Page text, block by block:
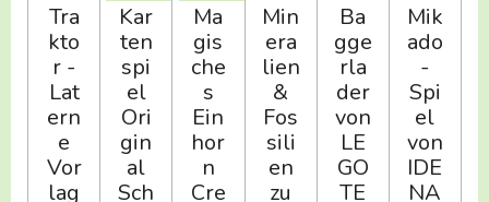
Tra
kto
r -
Lat
ern
e
Vor
lag
Kar
ten
spi
el
Ori
gin
al
Sch
Ma
gis
che
s
Ein
hor
n
Cre
Min
era
lien
&
Fos
sili
en
zu
Ba
gge
rla
der
von
LE
GO
TE
Mik
ado
-
Spi
el
von
IDE
NA